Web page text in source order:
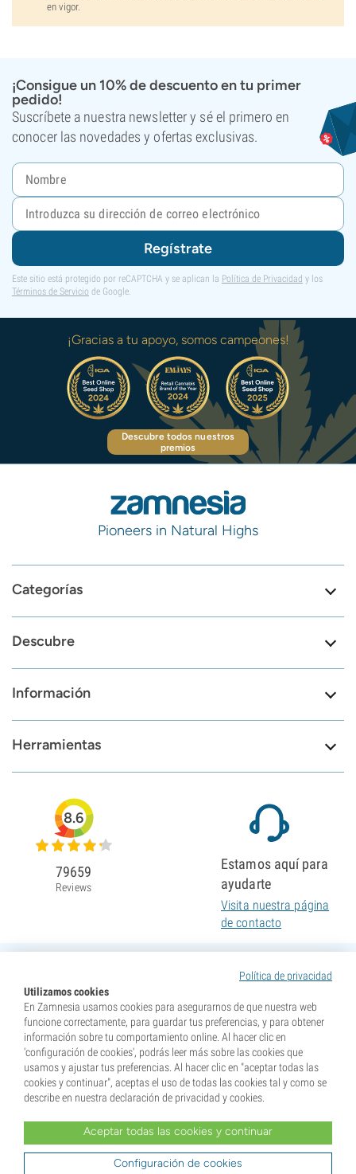
en vigor.
¡Consigue un 10% de descuento en tu primer
pedido!
Suscríbete a nuestra newsletter y sé el primero en
conocer las novedades y ofertas exclusivas.
Regístrate
Este sitio está protegido por reCAPTCHA y se aplican la Política de Privacidad y los
Términos de Servicio de Google.
¡Gracias a tu apoyo, somos campeones!
Descubre todos nuestros
premios
Pioneers in Natural Highs
Categorías
Descubre
Información
Herramientas
Política de privacidad
Utilizamos cookies
En Zamnesia usamos cookies para asegurarnos de que nuestra web
funcione correctamente, para guardar tus preferencias, y para obtener
información sobre tu comportamiento online. Al hacer clic en
'configuración de cookies', podrás leer más sobre las cookies que
usamos y ajustar tus preferencias. Al hacer clic en "aceptar todas las
cookies y continuar", aceptas el uso de todas las cookies tal y como se
describe en nuestra declaración de privacidad y cookies.
Aceptar todas las cookies y continuar
Configuración de cookies
8.6
79659
Reviews
Estamos aquí para
ayudarte
Visita nuestra página
de contacto
* Nuestras semillas se venden como suvenires. La germinación de semillas es ilegal en muchos
tu lugar de residencia y que conoces las normativas locales. También eximes de toda responsabilidad a
Zamnesia si actúas al margen de ellas.